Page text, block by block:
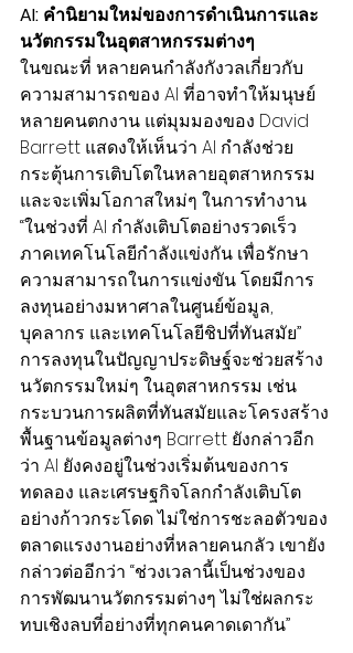
AI: คำนิยามใหม่ของการดำเนินการและ
นวัตกรรมในอุตสาหกรรมต่างๆ
ในขณะที่ หลายคนกำลังกังวลเกี่ยวกับ
ความสามารถของ AI ที่อาจทำให้มนุษย์
หลายคนตกงาน แต่มุมมองของ David
Barrett แสดงให้เห็นว่า AI กำลังช่วย
กระตุ้นการเติบโตในหลายอุตสาหกรรม
และจะเพิ่มโอกาสใหม่ๆ ในการทำงาน
“ในช่วงที่ AI กำลังเติบโตอย่างรวดเร็ว
ภาคเทคโนโลยีกำลังแข่งกัน เพื่อรักษา
ความสามารถในการแข่งขัน โดยมีการ
ลงทุนอย่างมหาศาลในศูนย์ข้อมูล,
บุคลากร และเทคโนโลยีชิปที่ทันสมัย”
การลงทุนในปัญญาประดิษฐ์จะช่วยสร้าง
นวัตกรรมใหม่ๆ ในอุตสาหกรรม เช่น
กระบวนการผลิตที่ทันสมัยและโครงสร้าง
พื้นฐานข้อมูลต่างๆ Barrett ยังกล่าวอีก
ว่า AI ยังคงอยู่ในช่วงเริ่มต้นของการ
ทดลอง และเศรษฐกิจโลกกำลังเติบโต
อย่างก้าวกระโดด ไม่ใช่การชะลอตัวของ
ตลาดแรงงานอย่างที่หลายคนกลัว เขายัง
กล่าวต่ออีกว่า “ช่วงเวลานี้เป็นช่วงของ
การพัฒนานวัตกรรมต่างๆ ไม่ใช่ผลกระ
ทบเชิงลบที่อย่างที่ทุกคนคาดเดากัน”